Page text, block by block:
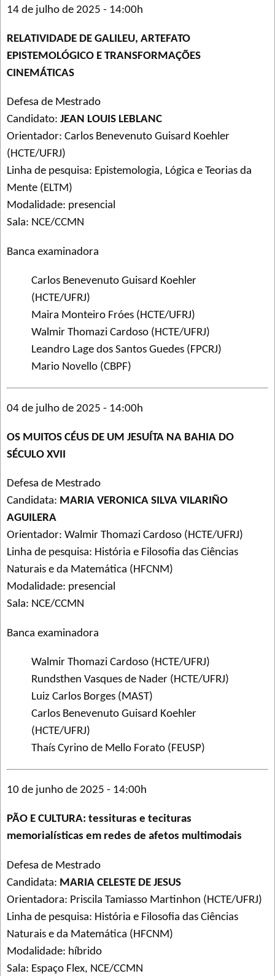
14 de julho de 2025 - 14:00h
RELATIVIDADE DE GALILEU, ARTEFATO
EPISTEMOLÓGICO E TRANSFORMAÇÕES
CINEMÁTICAS
Defesa de Mestrado
Candidato: JEAN LOUIS LEBLANC
Orientador: Carlos Benevenuto Guisard Koehler
(HCTE/UFRJ)
Linha de pesquisa: Epistemologia, Lógica e Teorias da
Mente (ELTM)
Modalidade: presencial
Sala: NCE/CCMN
Banca examinadora
Carlos Benevenuto Guisard Koehler
(HCTE/UFRJ)
Maira Monteiro Fróes (HCTE/UFRJ)
Walmir Thomazi Cardoso (HCTE/UFRJ)
Leandro Lage dos Santos Guedes (FPCRJ)
Mario Novello (CBPF)
04 de julho de 2025 - 14:00h
OS MUITOS CÉUS DE UM JESUÍTA NA BAHIA DO
SÉCULO XVII
Defesa de Mestrado
Candidata: MARIA VERONICA SILVA VILARIÑO
AGUILERA
Orientador: Walmir Thomazi Cardoso (HCTE/UFRJ)
Linha de pesquisa: História e Filosofia das Ciências
Naturais e da Matemática (HFCNM)
Modalidade: presencial
Sala: NCE/CCMN
Banca examinadora
Walmir Thomazi Cardoso (HCTE/UFRJ)
Rundsthen Vasques de Nader (HCTE/UFRJ)
Luiz Carlos Borges (MAST)
Carlos Benevenuto Guisard Koehler
(HCTE/UFRJ)
Thaís Cyrino de Mello Forato (FEUSP)
10 de junho de 2025 - 14:00h
PÃO E CULTURA: tessituras e tecituras
memorialísticas em redes de afetos multimodais
Defesa de Mestrado
Candidata: MARIA CELESTE DE JESUS
Orientadora: Priscila Tamiasso Martinhon (HCTE/UFRJ)
Linha de pesquisa: História e Filosofia das Ciências
Naturais e da Matemática (HFCNM)
Modalidade: híbrido
Sala: Espaço Flex, NCE/CCMN